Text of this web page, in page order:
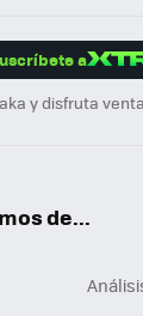
a
y disfruta
de...